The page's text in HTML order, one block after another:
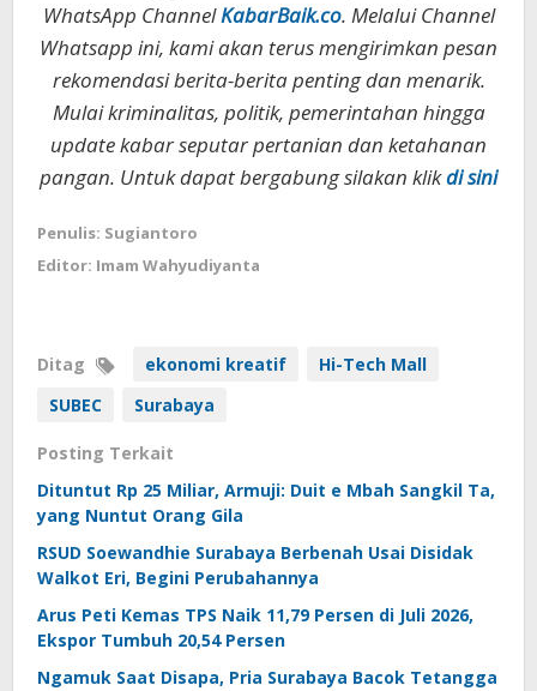
WhatsApp ChannelKabarBaik.co. Melalui Channel
Whatsapp ini, kami akan terus mengirimkan pesan
rekomendasi berita-berita penting dan menarik.
Mulai kriminalitas, politik, pemerintahan hingga
update kabar seputar pertanian dan ketahanan
pangan. Untuk dapat bergabung silakan klikdi sini
Penulis: Sugiantoro
Editor: Imam Wahyudiyanta
Ditag ekonomi kreatif
Hi-Tech Mall
SUBEC
Surabaya
Posting Terkait
Dituntut Rp 25 Miliar, Armuji: Duit e Mbah Sangkil Ta,
yang Nuntut Orang Gila
RSUD Soewandhie Surabaya Berbenah Usai Disidak
Walkot Eri, Begini Perubahannya
Arus Peti Kemas TPS Naik 11,79 Persen di Juli 2026,
Ekspor Tumbuh 20,54 Persen
Ngamuk Saat Disapa, Pria Surabaya Bacok Tetangga